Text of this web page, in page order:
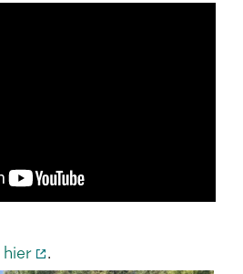
hier .